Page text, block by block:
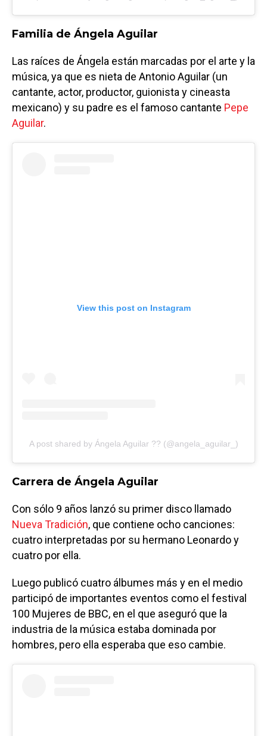
Familia de Ángela Aguilar
Las raíces de Ángela están marcadas por el arte y la
música, ya que es nieta de Antonio Aguilar (un
cantante, actor, productor, guionista y cineasta
mexicano) y su padre es el famoso cantante Pepe
Aguilar.
View this post on Instagram
A post shared by Ángela Aguilar ?? (@angela_aguilar_)
Carrera de Ángela Aguilar
Con sólo 9 años lanzó su primer disco llamado
Nueva Tradición, que contiene ocho canciones:
cuatro interpretadas por su hermano Leonardo y
cuatro por ella.
Luego publicó cuatro álbumes más y en el medio
participó de importantes eventos como el festival
100 Mujeres de BBC, en el que aseguró que la
industria de la música estaba dominada por
hombres, pero ella esperaba que eso cambie.